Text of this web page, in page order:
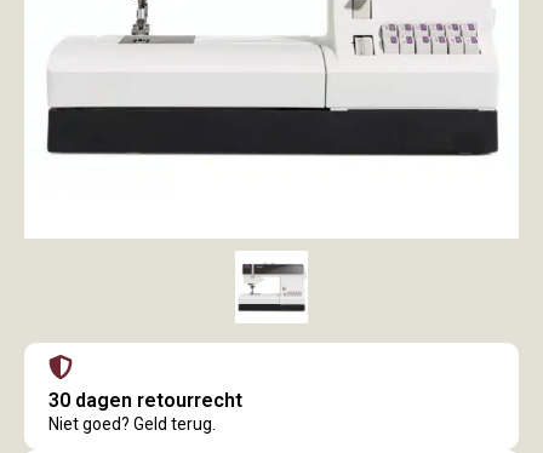
30 dagen retourrecht
Niet goed? Geld terug.